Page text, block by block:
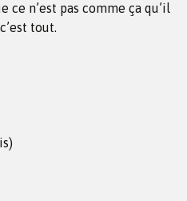
ce n’est pas comme ça qu’il
tout.